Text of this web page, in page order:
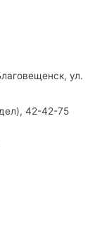
ул.
42-42-75